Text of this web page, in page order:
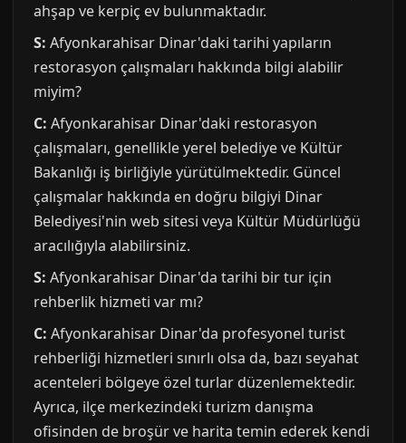
ahşap ve kerpiç ev bulunmaktadır.
S: Afyonkarahisar Dinar'daki tarihi yapıların
restorasyon çalışmaları hakkında bilgi alabilir
miyim?
C: Afyonkarahisar Dinar'daki restorasyon
çalışmaları, genellikle yerel belediye ve Kültür
Bakanlığı iş birliğiyle yürütülmektedir. Güncel
çalışmalar hakkında en doğru bilgiyi Dinar
Belediyesi'nin web sitesi veya Kültür Müdürlüğü
aracılığıyla alabilirsiniz.
S: Afyonkarahisar Dinar'da tarihi bir tur için
rehberlik hizmeti var mı?
C: Afyonkarahisar Dinar'da profesyonel turist
rehberliği hizmetleri sınırlı olsa da, bazı seyahat
acenteleri bölgeye özel turlar düzenlemektedir.
Ayrıca, ilçe merkezindeki turizm danışma
ofisinden de broşür ve harita temin ederek kendi